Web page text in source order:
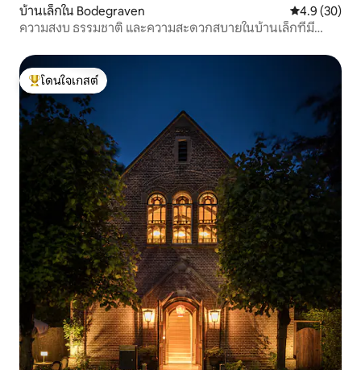
บ้านเล็กใน Bodegraven คะแนนเฉลี่ย
4.9 (30)
ความสงบ ธรรมชาติ และความสะดวกสบายในบ้านเล็กที่มี
โดนใจเกสต์ที่สุด
โดนใจเกสต์